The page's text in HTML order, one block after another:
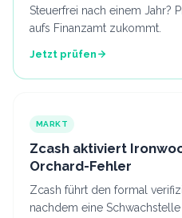
Steuerfrei nach einem Jahr?
aufs Finanzamt zukommt.
Jetzt prüfen
MARKT
Zcash aktiviert
Orchard-Fehler
Zcash führt den formal
nachdem eine